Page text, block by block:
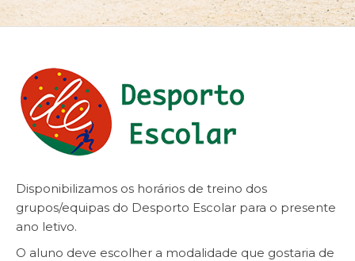
Disponibilizamos os horários de treino dos
grupos/equipas do Desporto Escolar para o presente
ano letivo.
O aluno deve escolher a modalidade que gostaria de